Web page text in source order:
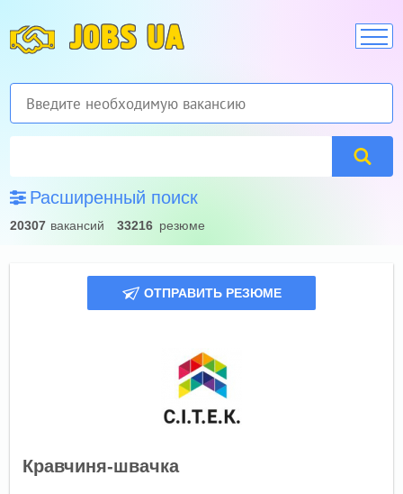
JOBS UA
Расширенный поиск
20307 вакансий 33216 резюме
ОТПРАВИТЬ РЕЗЮМЕ
Кравчиня-швачка